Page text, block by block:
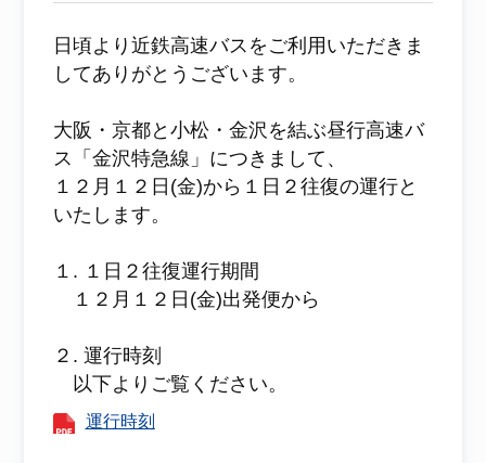
日頃より近鉄高速バスをご利用いただきま
してありがとうございます。
大阪・京都と小松・金沢を結ぶ昼行高速バ
ス「金沢特急線」につきまして、
１２月１２日(金)から１日２往復の運行と
いたします。
１. １日２往復運行期間
１２月１２日(金)出発便から
２. 運行時刻
以下よりご覧ください。
運行時刻